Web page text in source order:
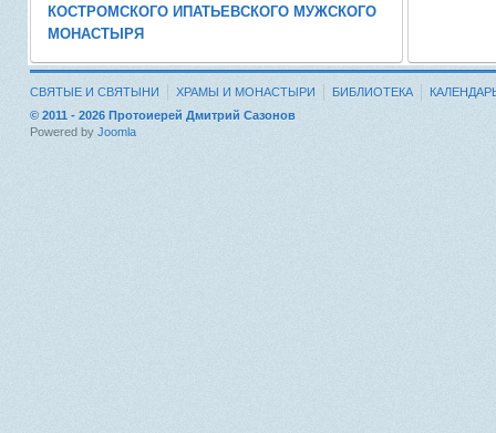
КОСТРОМСКОГО ИПАТЬЕВСКОГО МУЖСКОГО
МОНАСТЫРЯ
СВЯТЫЕ И СВЯТЫНИ ХРАМЫ И МОНАСТЫРИ БИБЛИОТЕКА
© 2011 - 2026 Протоиерей Дмитрий Сазонов
Powered by Joomla